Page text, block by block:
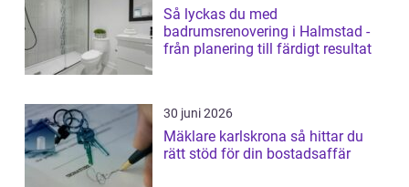
Så lyckas du med
badrumsrenovering i Halmstad -
från planering till färdigt resultat
30 juni 2026
Mäklare karlskrona så hittar du
rätt stöd för din bostadsaffär